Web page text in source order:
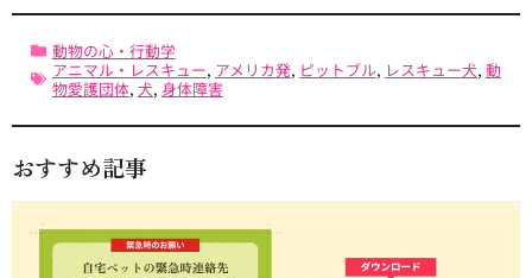
動物の心・行動学
アニマル・レスキュー, アメリカ発, ピットブル, レスキュー犬, 動
物愛護団体, 犬, 身体障害
おすすめ記事